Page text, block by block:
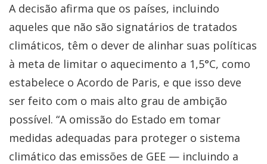
A decisão afirma que os países, incluindo
aqueles que não são signatários de tratados
climáticos, têm o dever de alinhar suas políticas
à meta de limitar o aquecimento a 1,5°C, como
estabelece o Acordo de Paris, e que isso deve
ser feito com o mais alto grau de ambição
possível. “A omissão do Estado em tomar
medidas adequadas para proteger o sistema
climático das emissões de GEE — incluindo a